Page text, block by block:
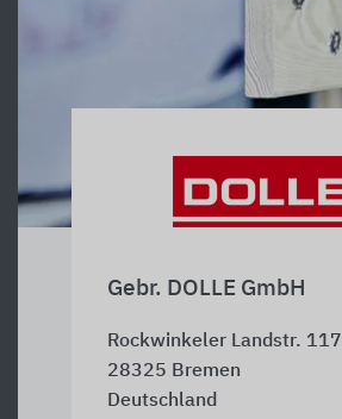
Gebr. DOLLE GmbH
Rockwinkeler Landstr. 117
28325 Bremen
Deutschland